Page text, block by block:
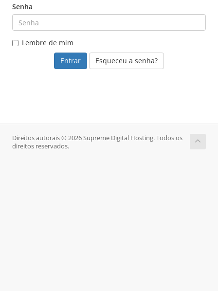
Senha
Lembre de mim
Esqueceu a senha?
Direitos autorais © 2026 Supreme Digital Hosting. Todos os
direitos reservados.